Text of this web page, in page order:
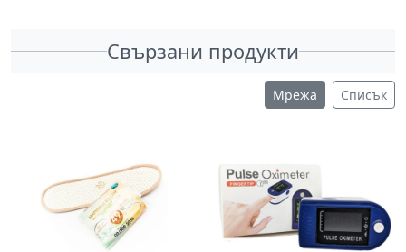
Свързани продукти
Мрежа Списък